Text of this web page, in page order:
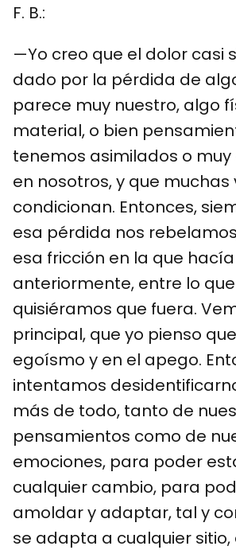
F. B.:
—Yo creo que el dolor casi
dado por la pérdida de
parece muy nuestro, algo
material, o bien
tenemos asimilados o
en nosotros, y que muchas
condicionan. Entonces,
esa pérdida nos
esa fricción en la que
anteriormente, entre lo
quisiéramos que fuera.
principal, que yo pienso
egoísmo y en el apego.
intentamos
más de todo, tanto de
pensamientos como de
emociones, para poder
cualquier cambio, para
amoldar y adaptar, tal y
se adapta a cualquier